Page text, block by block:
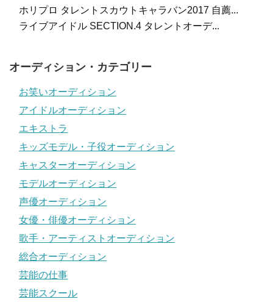
ホリプロ タレントスカウトキャラバン2017 自薦...
ライブアイドル SECTION.4 タレントオーデ...
オーディション・カテゴリー
お笑いオーディション
アイドルオーディション
エキストラ
キッズモデル・子役オーディション
キャスターオーディション
モデルオーディション
声優オーディション
女優・俳優オーディション
歌手・アーティストオーディション
総合オーディション
芸能の仕事
芸能スクール